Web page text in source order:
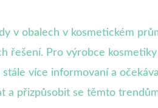
v obalech v kosmetickém
Pro výrobce
více informovaní a
přizpůsobit se těmto